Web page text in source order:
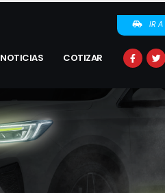
IR A
NOTICIAS COTIZAR